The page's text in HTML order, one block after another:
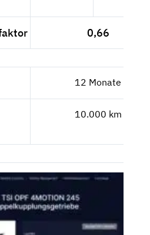
0,66
12 Monate
10.000 km